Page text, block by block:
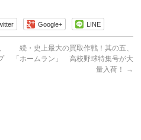
Google+ LINE
続・史上最大の買取作戦！其の五、
「ホームラン」 高校野球特集号が大
量入荷！
→